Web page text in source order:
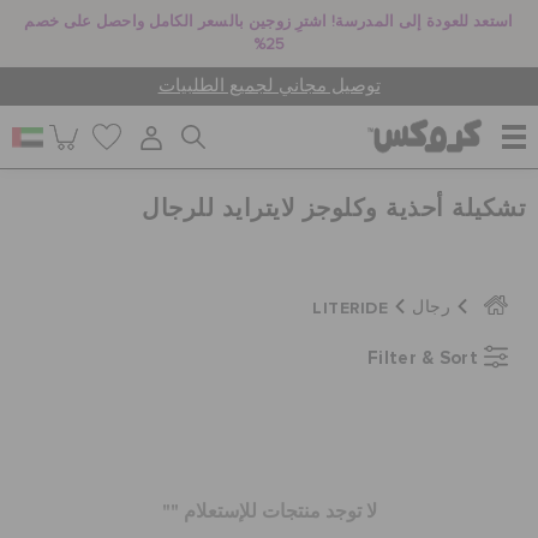
استعد للعودة إلى المدرسة! اشترِ زوجين بالسعر الكامل واحصل على خصم
25%
توصيل مجاني لجميع الطلبيات
للنساء
للرجال
تشكيلة أحذية وكلوجز لايترايد للرجال
رجال LITERIDE
Filter & Sort
لا توجد منتجات للإستعلام ""